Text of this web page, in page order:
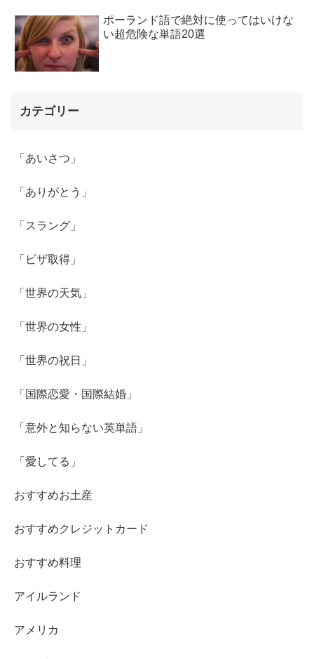
ポーランド語で絶対に使ってはいけな
い超危険な単語20選
カテゴリー
「あいさつ」
「ありがとう」
「スラング」
「ビザ取得」
「世界の天気」
「世界の女性」
「世界の祝日」
「国際恋愛・国際結婚」
「意外と知らない英単語」
「愛してる」
おすすめお土産
おすすめクレジットカード
おすすめ料理
アイルランド
アメリカ